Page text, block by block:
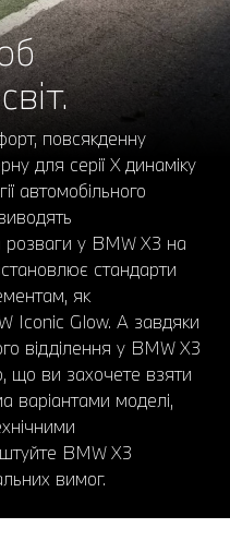
повсякденну
для серії X динаміку
автомобільного
розваги у BMW X3 на
стандарти
як
Iconic Glow. А завдяки
відділення у BMW X3
що ви захочете взяти
варіантами моделі,
BMW X3
вимог.